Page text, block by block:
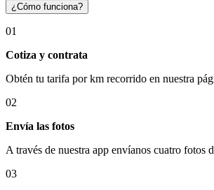
¿Cómo funciona?
01
Cotiza y contrata
Obtén tu tarifa por km recorrido en nuestra
02
Envía las fotos
A través de nuestra app envíanos cuatro fotos
03